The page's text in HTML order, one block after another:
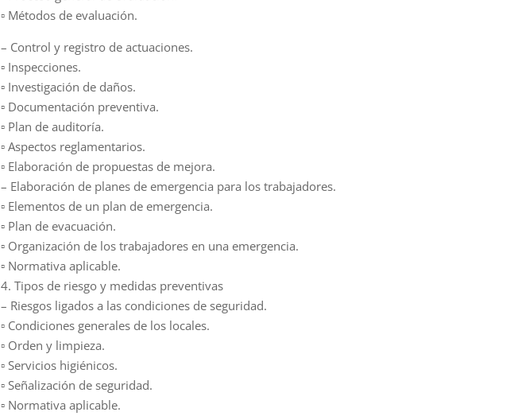
▫ Métodos de evaluación.
– Control y registro de actuaciones.
▫ Inspecciones.
▫ Investigación de daños.
▫ Documentación preventiva.
▫ Plan de auditoría.
▫ Aspectos reglamentarios.
▫ Elaboración de propuestas de mejora.
– Elaboración de planes de emergencia para los trabajadores.
▫ Elementos de un plan de emergencia.
▫ Plan de evacuación.
▫ Organización de los trabajadores en una emergencia.
▫ Normativa aplicable.
4. Tipos de riesgo y medidas preventivas
– Riesgos ligados a las condiciones de seguridad.
▫ Condiciones generales de los locales.
▫ Orden y limpieza.
▫ Servicios higiénicos.
▫ Señalización de seguridad.
▫ Normativa aplicable.